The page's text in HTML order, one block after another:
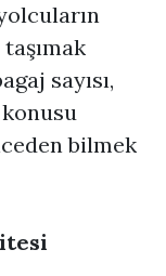
sayısı,
bilmek